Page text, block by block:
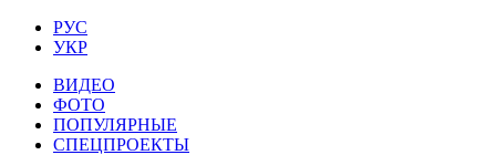
РУС
УКР
ВИДЕО
ФОТО
ПОПУЛЯРНЫЕ
СПЕЦПРОЕКТЫ